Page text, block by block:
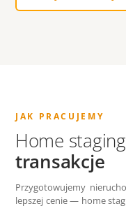
JAK PRACUJEMY
Home staging
transakcje
Przygotowujemy
lepszej cenie — home